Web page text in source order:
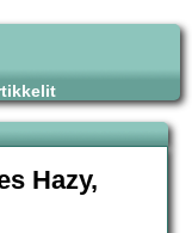
Hazy,